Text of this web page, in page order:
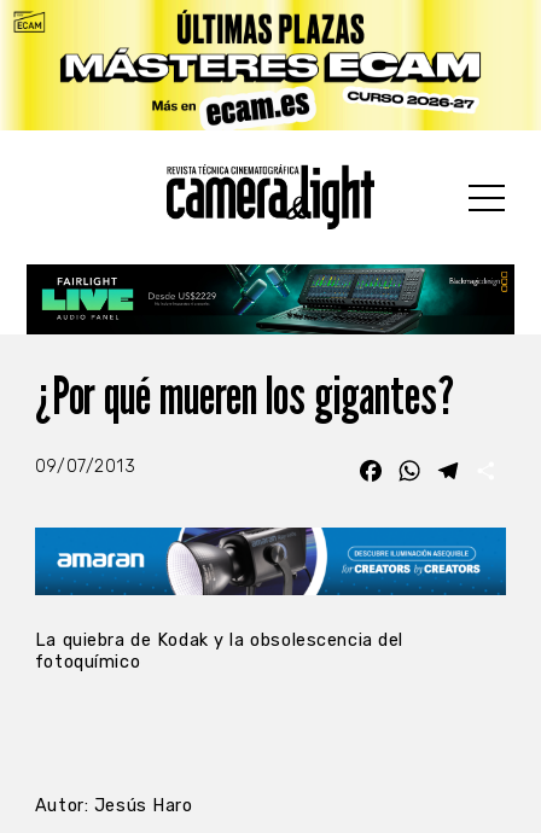
¿Por qué mueren los gigantes?
09/07/2013 FacebookWhatsApp
La quiebra de Kodak y la obsolescencia del
fotoquímico
Autor: Jesús Haro